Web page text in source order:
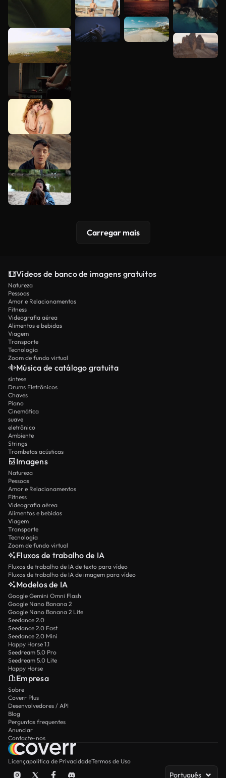
Carregar mais
Vídeos de banco de imagens gratuitos
Natureza
Pessoas
Amor e Relacionamentos
Fitness
Videografia aérea
Alimentos e bebidas
Viagem
Transporte
Tecnologia
Zoom de fundo virtual
Música de catálogo gratuita
síntese
Drums Eletrônicos
Chaves
Piano
Cinemática
suave
eletrônico
Ambiente
Strings
Trombetas acústicas
Imagens
Natureza
Pessoas
Amor e Relacionamentos
Fitness
Videografia aérea
Alimentos e bebidas
Viagem
Transporte
Tecnologia
Zoom de fundo virtual
Fluxos de trabalho de IA
Fluxos de trabalho de IA de texto para vídeo
Fluxos de trabalho de IA de imagem para vídeo
Modelos de IA
Google Gemini Omni Flash
Google Nano Banana 2
Google Nano Banana 2 Lite
Seedance 2.0
Seedance 2.0 Fast
Seedance 2.0 Mini
Happy Horse 1.1
Seedream 5.0 Pro
Seedream 5.0 Lite
Happy Horse
Empresa
Sobre
Coverr Plus
Desenvolvedores / API
Blog
Perguntas frequentes
Anunciar
Contacte-nos
Licençapolítica de PrivacidadeTermos de Uso
Português